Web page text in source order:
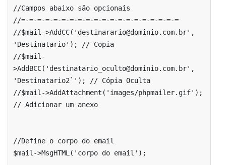
//Campos abaixo são opcionais
//=-=-=-=-=-=-=-=-=-=-=-=-=-=-=-=-=-=-=-=
//$mail->AddCC('destinarario@dominio.com.br',
'Destinatario'); // Copia
//$mail-
>AddBCC('destinatario_oculto@dominio.com.br',
'Destinatario2`'); // Cópia Oculta
//$mail->AddAttachment('images/phpmailer.gif');
// Adicionar um anexo
//Define o corpo do email
$mail->MsgHTML('corpo do email');